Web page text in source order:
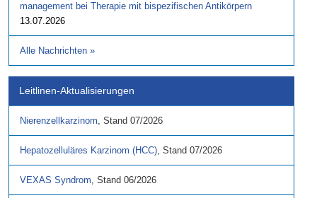
management bei Therapie mit bispezifischen Antikörpern
13.07.2026
Alle Nachrichten »
Leitlinen-Aktualisierungen
Nierenzellkarzinom, Stand 07/2026
Hepatozelluläres Karzinom (HCC), Stand 07/2026
VEXAS Syndrom, Stand 06/2026